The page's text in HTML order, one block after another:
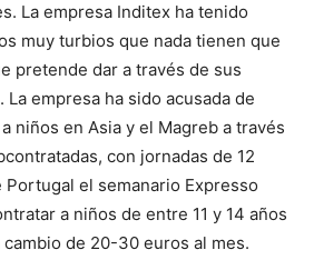
La empresa Inditex ha tenido
muy turbios que nada tienen que
pretende dar a través de sus
empresa ha sido acusada de
niños en Asia y el Magreb a través
con jornadas de 12
el semanario Expresso
a niños de entre 11 y 14 años
de 20-30 euros al mes.